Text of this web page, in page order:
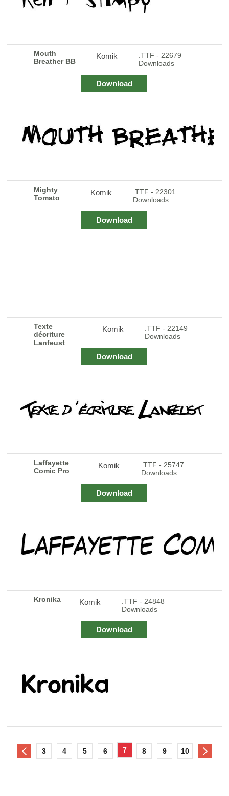
Mouth
Breather BB
Komik
.TTF - 22679
Downloads
Download
Mighty
Tomato
Komik
.TTF - 22301
Downloads
Download
Texte
décriture
Lanfeust
Komik
.TTF - 22149
Downloads
Download
Laffayette
Comic Pro
Komik
.TTF - 25747
Downloads
Download
Kronika Komik
.TTF - 24848
Downloads
Download
3 4 5 6 7 8 9 10